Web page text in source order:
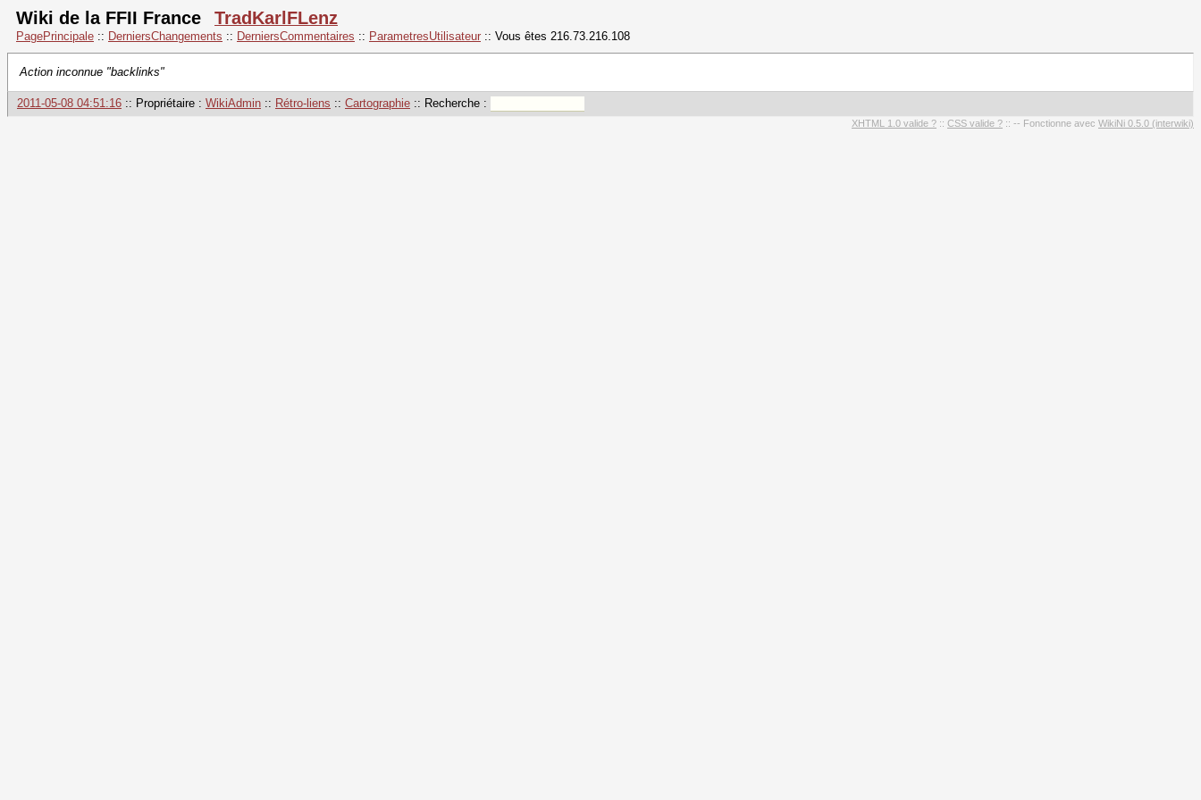
Wiki de la FFII France TradKarlFLenz
PagePrincipale :: DerniersChangements :: DerniersCommentaires :: ParametresUtilisateur :: Vous êtes 216.73.216.108
Action inconnue "backlinks"
2011-05-08 04:51:16 :: Propriétaire : WikiAdmin :: Rétro-liens :: Cartographie :: Recherche :
XHTML 1.0 valide ? :: CSS valide ? :: -- Fonctionne avec WikiNi 0.5.0 (interwiki)